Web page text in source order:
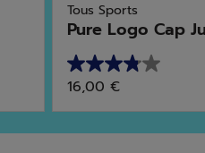
Tous Sports
Pure Logo Cap
3.8
sur
5
étoiles.
16,00 €